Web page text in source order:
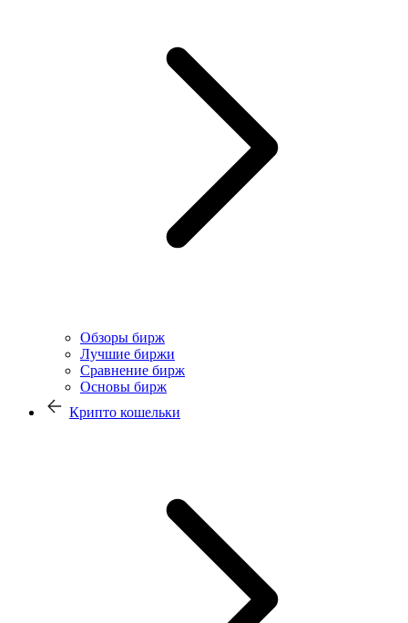
Обзоры бирж
Лучшие биржи
Сравнение бирж
Основы бирж
Крипто кошельки